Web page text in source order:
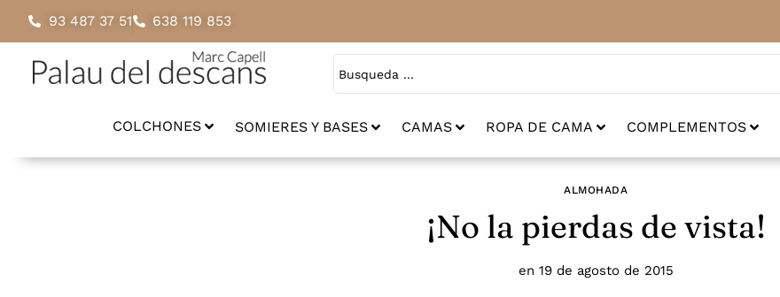
93 487 37 51 638 119 853
COLCHONES SOMIERES Y BASES CAMAS ROPA DE CAMA COMPLEMENTOS
ALMOHADA
¡No la pierdas de vista!
en 19 de agosto de 2015